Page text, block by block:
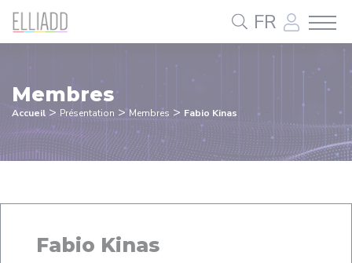
FR
Membres
Accueil > Présentation >Membres > Fabio Kinas
Fabio Kinas
Panneau de gestion des cookies